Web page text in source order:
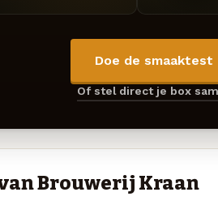
Doe de smaaktest
Of stel direct je box
Brouwerij Kraan